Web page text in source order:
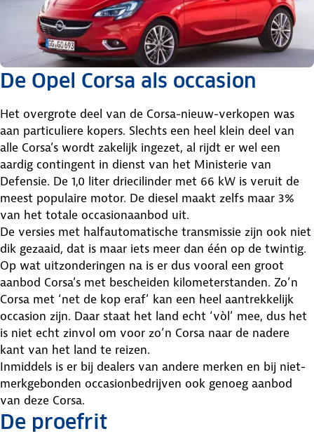
De Opel Corsa als occasion
Het overgrote deel van de Corsa-nieuw-verkopen was
aan particuliere kopers. Slechts een heel klein deel van
alle Corsa’s wordt zakelijk ingezet, al rijdt er wel een
aardig contingent in dienst van het Ministerie van
Defensie. De 1,0 liter driecilinder met 66 kW is veruit de
meest populaire motor. De diesel maakt zelfs maar 3%
van het totale occasionaanbod uit.
De versies met halfautomatische transmissie zijn ook niet
dik gezaaid, dat is maar iets meer dan één op de twintig.
Op wat uitzonderingen na is er dus vooral een groot
aanbod Corsa’s met bescheiden kilometerstanden. Zo’n
Corsa met ‘net de kop eraf’ kan een heel aantrekkelijk
occasion zijn. Daar staat het land echt ‘vòl’ mee, dus het
is niet echt zinvol om voor zo’n Corsa naar de nadere
kant van het land te reizen.
Inmiddels is er bij dealers van andere merken en bij niet-
merkgebonden occasionbedrijven ook genoeg aanbod
van deze Corsa.
De proefrit